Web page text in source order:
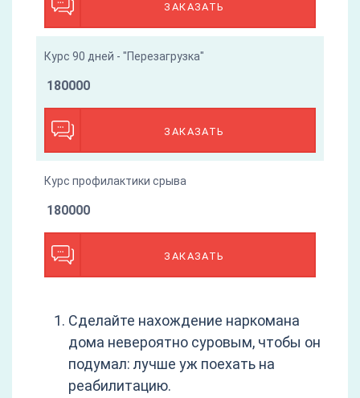
ЗАКАЗАТЬ
Курс 90 дней - "Перезагрузка"
ЗАКАЗАТЬ
180000
Курс профилактики срыва
ЗАКАЗАТЬ
180000
Сделайте нахождение наркомана
дома невероятно суровым, чтобы он
подумал: лучше уж поехать на
реабилитацию.